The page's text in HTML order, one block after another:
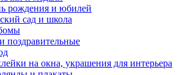
рождения и юбилей
сад и школа
поздравительные
на окна, украшения для интерьера